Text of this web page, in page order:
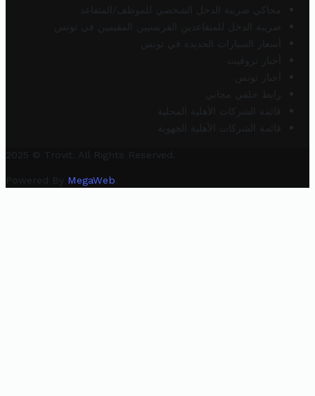
محاكي ضريبة الدخل الشخصي للموظف/المتقاعد
ضريبة الدخل للمتقاعدين الفرنسيين المقيمين في تونس
أسعار السيارات الجديدة في تونس
أخبار تروفيت
أخبار تونس
رابط خلفي مجاني
قائمة الشركات الأهلية المحلية
قائمة الشركات الأهلية الجهوية
2025 © Trovit. All Rights Reserved.
Powered By MegaWeb